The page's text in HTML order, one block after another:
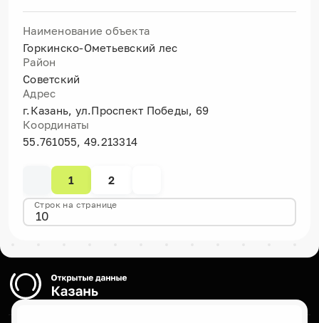
Наименование объекта
Горкинско-Ометьевский лес
Район
Советский
Адрес
г.Казань, ул.Проспект Победы, 69
Координаты
55.761055, 49.213314
1 2
Строк на странице
10